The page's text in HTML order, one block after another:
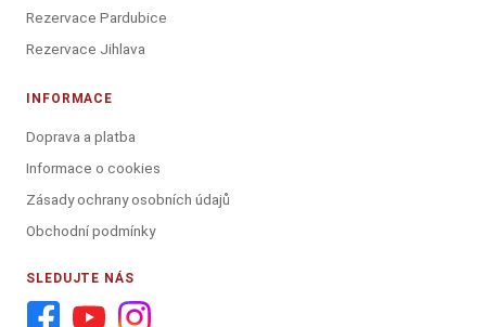
Rezervace Pardubice
Rezervace Jihlava
INFORMACE
Doprava a platba
Informace o cookies
Zásady ochrany osobních údajů
Obchodní podmínky
SLEDUJTE NÁS